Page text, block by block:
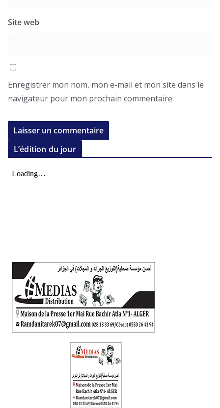
Site web
Enregistrer mon nom, mon e-mail et mon site dans le
navigateur pour mon prochain commentaire.
L’édition du jour